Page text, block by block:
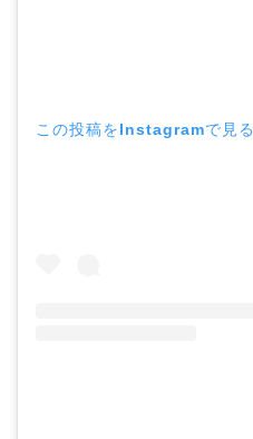
この投稿をInstagramで見る